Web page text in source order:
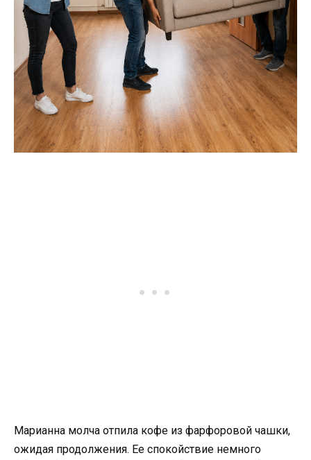
Марианна молча отпила кофе из фарфоровой чашки,
ожидая продолжения. Ее спокойствие немного